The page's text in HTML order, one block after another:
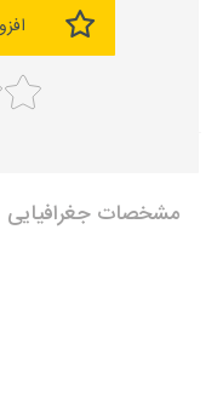
مشخصات جغرافیایی